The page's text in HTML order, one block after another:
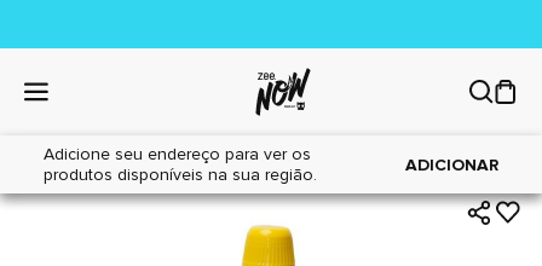
Adicione seu endereço para ver os
produtos disponíveis na sua região.
ADICIONAR
Home|Cães|Higiene